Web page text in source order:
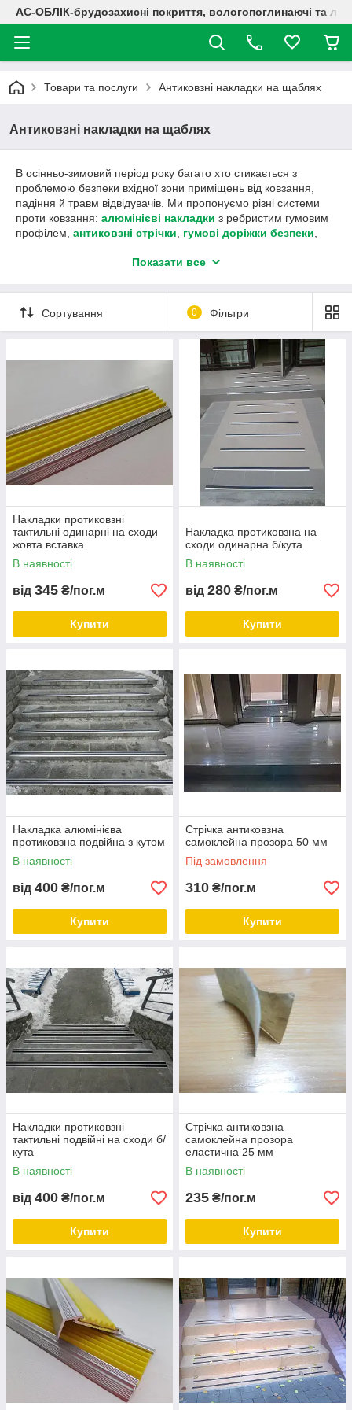
АС-ОБЛІК-брудозахисні покриття, вологопоглинаючі та
Товари та послуги Антиковзні накладки на щаблях
Антиковзні накладки на щаблях
В осінньо-зимовий період року багато хто стикається з
проблемою безпеки вхідної зони приміщень від ковзання,
падіння й травм відвідувачів. Ми пропонуємо різні системи
проти ковзання: алюмінієві накладки з ребристим гумовим
профілем, антиковзні стрічки гумові доріжки безпеки
алюмінієві встановлюються як на щаблі, так і безпосередньо
накладок перешкоджає ковзанню.Стрічки антиковзніможна
встановлювати як зовні будівлі (ступені, крильце), так і
всередині в місцях із підвищеною загрозою ковзання (ступіні
Доріжки безпекивикористовуються
в будь-якому місці зі слизькою поверхнею доріжки біля
Системи антиковзанняВаш надійний захист і опора в
питанні безпеки на слизьких сходах.
Показати все
Сортування 0 Фільтри
Накладки протиковзні
тактильні одинарні на сходи
жовта вставка
В наявності
від 345 ₴/пог.м
Купити
Накладка протиковзна на
сходи одинарна б/кута
В наявності
від 280 ₴/пог.м
Купити
Накладка алюмінієва
протиковзна подвійна з кутом
В наявності
від 400 ₴/пог.м
Купити
Стрічка антиковзна
самоклейна прозора 50 мм
Під замовлення
310 ₴/пог.м
Купити
Накладки протиковзні
тактильні подвійні на сходи б/
кута
В наявності
від 400 ₴/пог.м
Купити
Стрічка антиковзна
самоклейна прозора
еластична 25 мм
В наявності
235 ₴/пог.м
Купити